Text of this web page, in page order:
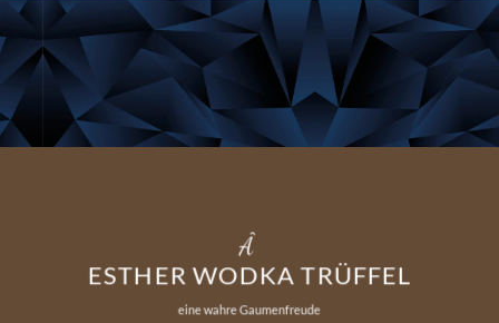
Â
ESTHER WODKA TRÜFFEL
eine wahre Gaumenfreude